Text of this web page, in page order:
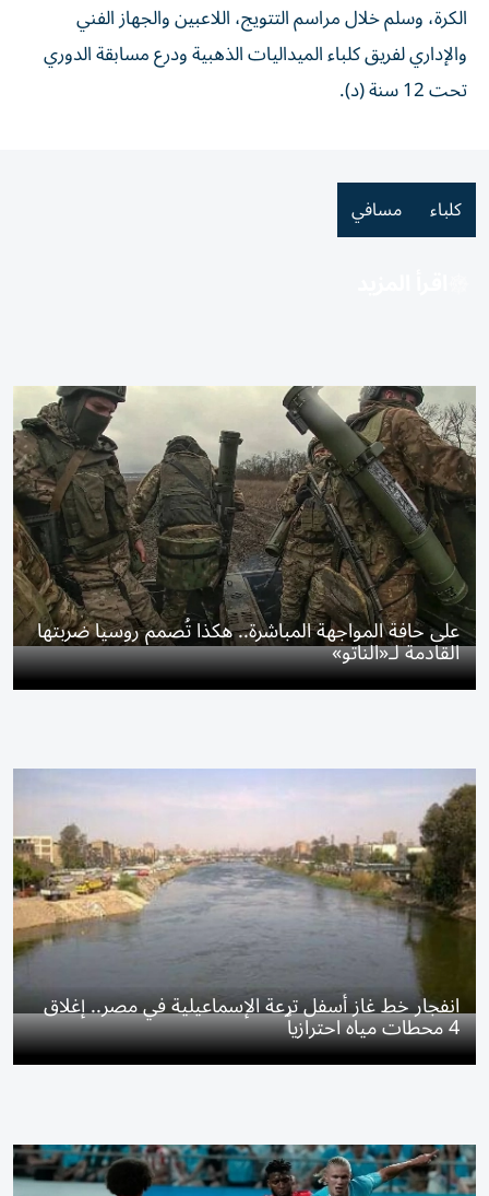
الكرة، وسلم خلال مراسم التتويج، اللاعبين والجهاز الفني
والإداري لفريق كلباء الميداليات الذهبية ودرع مسابقة الدوري
تحت 12 سنة (د).
كلباء مسافي
على حافة المواجهة المباشرة.. هكذا تُصمم روسيا ضربتها
القادمة لـ«الناتو»
انفجار خط غاز أسفل ترعة الإسماعيلية في مصر.. إغلاق
4 محطات مياه احترازياً